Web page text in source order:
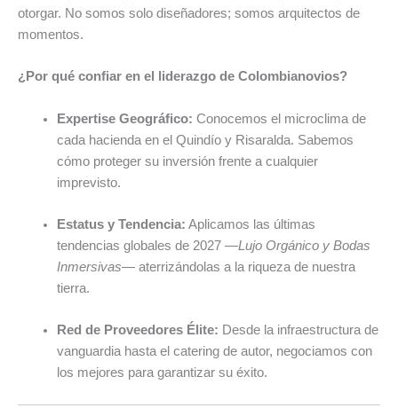
otorgar. No somos solo diseñadores; somos arquitectos de
momentos.
¿Por qué confiar en el liderazgo de Colombianovios?
Expertise Geográfico: Conocemos el microclima de
cada hacienda en el Quindío y Risaralda. Sabemos
cómo proteger su inversión frente a cualquier
imprevisto.
Estatus y Tendencia: Aplicamos las últimas
tendencias globales de 2027 —Lujo Orgánico y Bodas
Inmersivas— aterrizándolas a la riqueza de nuestra
tierra.
Red de Proveedores Élite: Desde la infraestructura de
vanguardia hasta el catering de autor, negociamos con
los mejores para garantizar su éxito.